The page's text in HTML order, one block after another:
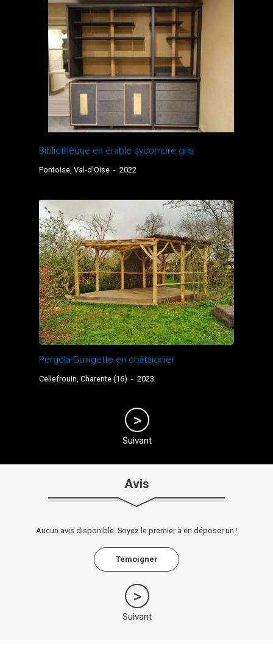
Bibliothèque en érable sycomore gris
Pontoise, Val-d'Oise - 2022
Pergola-Guingette en châtaignier
Cellefrouin, Charente (16) - 2023
Suivant
Avis
Aucun avis disponible. Soyez le premier à en déposer un !
Témoigner
Suivant